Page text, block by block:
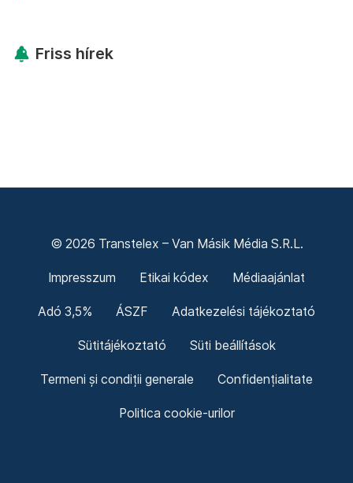
Friss hírek
© 2026 Transtelex – Van Másik Média S.R.L.
Impresszum Etikai kódex Médiaajánlat
Adó 3,5% ÁSZF Adatkezelési tájékoztató
Sütitájékoztató Süti beállítások
Termeni și condiții generale Confidențialitate
Politica cookie-urilor